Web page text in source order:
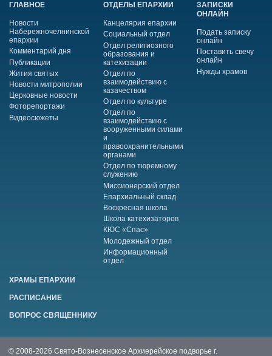
ГЛАВНОЕ
Новости
Набережночелнинской
епархии
Комментарий дня
Публикации
Жития святых
Новости митрополии
Церковные новости
Фоторепортажи
Видеосюжеты
ОТДЕЛЫ ЕПАРХИИ
Канцелярия епархии
Социальный отдел
Отдел религиозного
образования и
катехизации
Отдел по
взаимодействию с
казачеством
Отдел по культуре
Отдел по
взаимодействию с
вооруженными силами
и
правоохранительными
органами
Отдел по тюремному
служению
Миссионерский отдел
Епархиальный склад
Воскресная школа
Школа катехизаторов
КЮС «Спас»
Молодежный отдел
Информационный
отдел
ЗАПИСКИ
ОНЛАЙН
Подать записку
онлайн
Поставить свечу
онлайн
Нужды храмов
ХРАМЫ ЕПАРХИИ
РАСПИСАНИЕ
ВОПРОС СВЯЩЕННИКУ
© 2008-2026 Свято-Вознесенское Архиерейское подворье г.